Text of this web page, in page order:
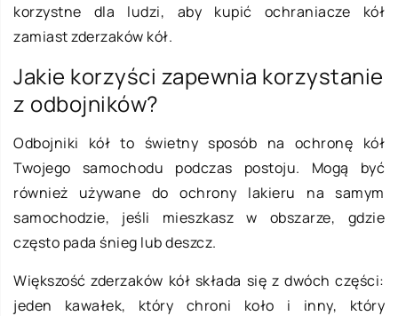
korzystne dla ludzi, aby kupić ochraniacze kół
zamiast zderzaków kół.
Jakie korzyści zapewnia korzystanie
z odbojników?
Odbojniki kół to świetny sposób na ochronę kół
Twojego samochodu podczas postoju. Mogą być
również używane do ochrony lakieru na samym
samochodzie, jeśli mieszkasz w obszarze, gdzie
często pada śnieg lub deszcz.
Większość zderzaków kół składa się z dwóch części:
jeden kawałek, który chroni koło i inny, który